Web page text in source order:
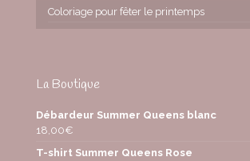
Coloriage pour fêter le printemps
La Boutique
Débardeur Summer Queens blanc
18,00€
T-shirt Summer Queens Rose